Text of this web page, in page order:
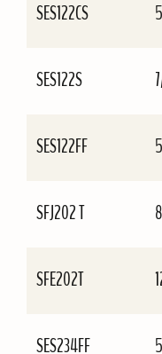
SES122CS
SES122S
SES122FF
SFJ202 T
SFE202T
SES234FF